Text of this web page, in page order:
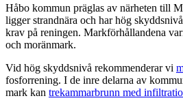
Håbo kommun präglas av närheten till
ligger strandnära och har hög
krav på reningen. Markförhållandena
och moränmark.
Vid hög skyddsnivå rekommenderar vi
fosforrening. I de inre delarna av
mark kan trekammarbrunn med